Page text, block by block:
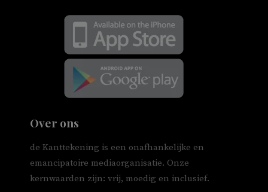
Over ons
de Kanttekening is een onafhankelijke en
emancipatoire mediaorganisatie. Onze
kernwaarden zijn: vrij, moedig en inclusief.